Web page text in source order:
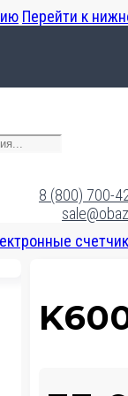
Перейти к
8 (800) 700-